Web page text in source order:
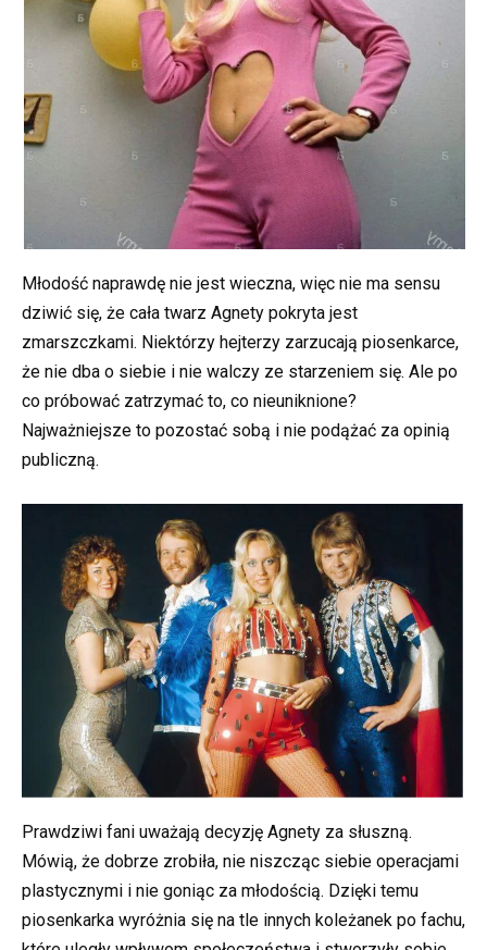
Młodość naprawdę nie jest wieczna, więc nie ma sensu
dziwić się, że cała twarz Agnety pokryta jest
zmarszczkami. Niektórzy hejterzy zarzucają piosenkarce,
że nie dba o siebie i nie walczy ze starzeniem się. Ale po
co próbować zatrzymać to, co nieuniknione?
Najważniejsze to pozostać sobą i nie podążać za opinią
publiczną.
Prawdziwi fani uważają decyzję Agnety za słuszną.
Mówią, że dobrze zrobiła, nie niszcząc siebie operacjami
plastycznymi i nie goniąc za młodością. Dzięki temu
piosenkarka wyróżnia się na tle innych koleżanek po fachu,